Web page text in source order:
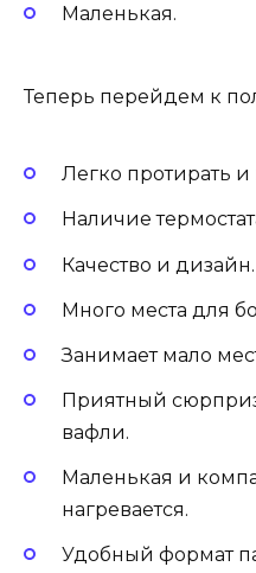
Маленькая.
Теперь перейдем к
Легко протирать и
Наличие
Качество и дизайн.
Много места для
Занимает мало
Приятный
вафли.
Маленькая и
нагревается.
Удобный формат